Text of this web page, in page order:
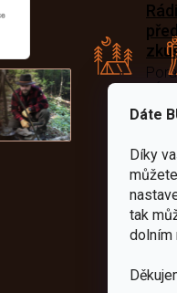
Dáte
Díky
tak
dolním
Rádi
vám